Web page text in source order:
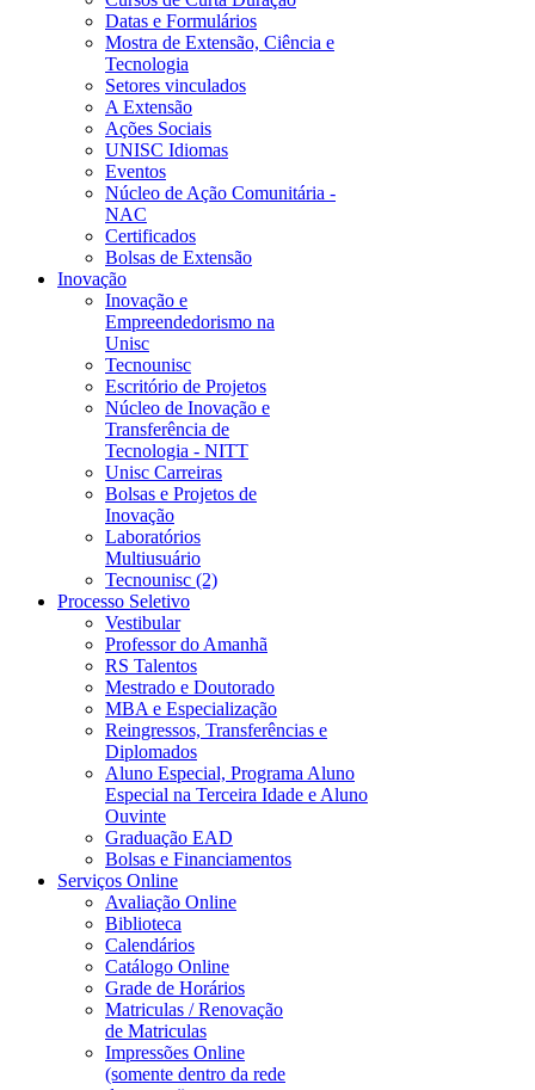
Datas e Formulários
Mostra de Extensão, Ciência e
Tecnologia
Setores vinculados
A Extensão
Ações Sociais
UNISC Idiomas
Eventos
Núcleo de Ação Comunitária -
NAC
Certificados
Bolsas de Extensão
Inovação
Inovação e
Empreendedorismo na
Unisc
Tecnounisc
Escritório de Projetos
Núcleo de Inovação e
Transferência de
Tecnologia - NITT
Unisc Carreiras
Bolsas e Projetos de
Inovação
Laboratórios
Multiusuário
Tecnounisc (2)
Processo Seletivo
Vestibular
Professor do Amanhã
RS Talentos
Mestrado e Doutorado
MBA e Especialização
Reingressos, Transferências e
Diplomados
Aluno Especial, Programa Aluno
Especial na Terceira Idade e Aluno
Ouvinte
Graduação EAD
Bolsas e Financiamentos
Serviços Online
Avaliação Online
Biblioteca
Calendários
Catálogo Online
Grade de Horários
Matriculas / Renovação
de Matriculas
Impressões Online
(somente dentro da rede